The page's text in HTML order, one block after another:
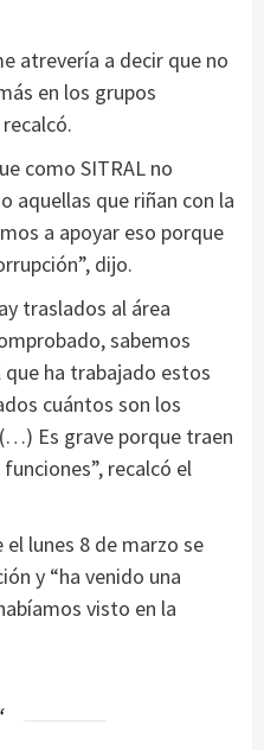
atrevería a decir que no
en los grupos
como SITRAL no
aquellas que riñan con la
a apoyar eso porque
dijo.
traslados al área
sabemos
ha trabajado estos
cuántos son los
Es grave porque traen
recalcó el
lunes 8 de marzo se
y “ha venido una
visto en la